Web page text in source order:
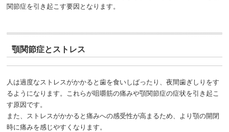
関節症を引き起こす要因となります。
顎関節症とストレス
人は過度なストレスがかかると歯を食いしばったり、夜間歯ぎしりをす
るようになります。これらが咀嚼筋の痛みや顎関節症の症状を引き起こ
す原因です。
また、ストレスがかかると痛みへの感受性が高まるため、より顎の開閉
時に痛みを感じやすくなります。